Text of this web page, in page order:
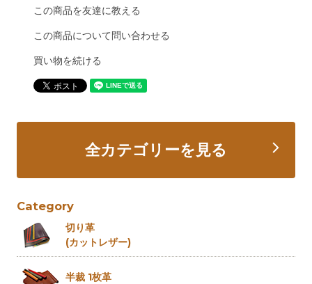
この商品を友達に教える
この商品について問い合わせる
買い物を続ける
全カテゴリーを見る
Category
切り革
(カットレザー)
半裁 1枚革